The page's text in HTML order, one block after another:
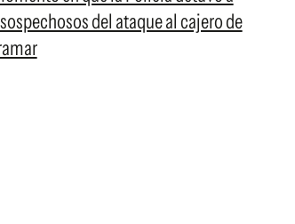
del ataque al cajero de